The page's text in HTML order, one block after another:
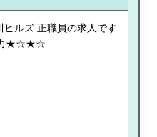
ルズ 正職員の求人です
力★☆★☆